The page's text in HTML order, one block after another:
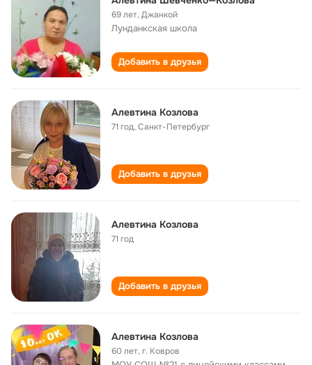
69 лет,Джанкой
Лунданкская школа
Добавить в друзья
Алевтина Козлова
71 год,Санкт-Петербург
Добавить в друзья
Алевтина Козлова
71 год
Добавить в друзья
Алевтина Козлова
60 лет,г. Ковров